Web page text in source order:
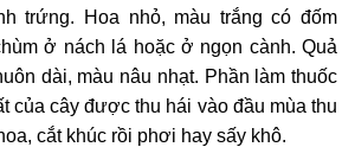
trứng. Hoa nhỏ, màu trắng có đốm
ở nách lá hoặc ở ngọn cành. Quả
dài, màu nâu nhạt. Phần làm thuốc
của cây được thu hái vào đầu mùa thu
cắt khúc rồi phơi hay sấy khô.